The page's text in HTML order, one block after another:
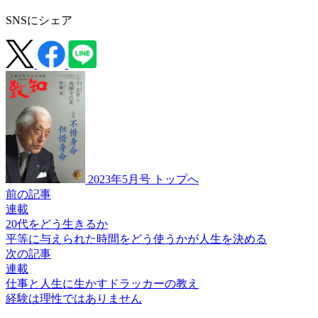
SNSにシェア
2023年5月号 トップへ
前の記事
連載
20代をどう生きるか
平等に与えられた時間 をどう使うかが人生を決める
次の記事
連載
仕事と人生に生かすドラッカーの教え
経験は理性ではありません